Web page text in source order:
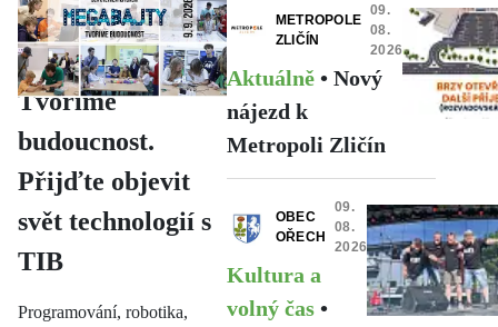
Aktuálně •
Megabajty:
Tvoříme
budoucnost.
Přijďte objevit
svět technologií s
TIB
Programování, robotika,
METROPOLE
ZLIČÍN
09.
08.
2026
Aktuálně • Nový
nájezd k
Metropoli Zličín
OBEC
OŘECH
09.
08.
2026
Kultura a
volný čas •